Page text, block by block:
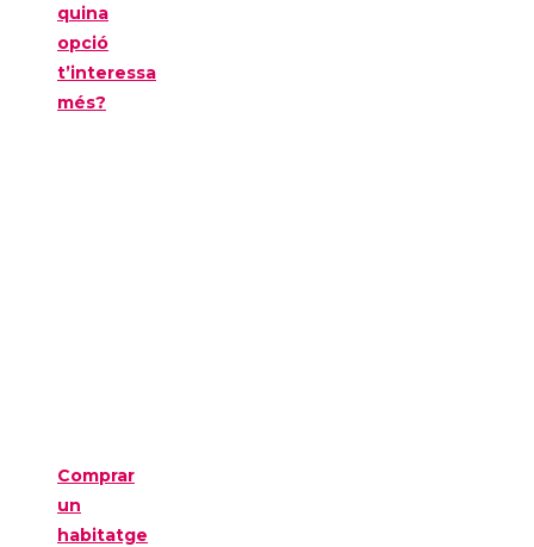
quina
opció
t’interessa
més?
Comprar
un
habitatge